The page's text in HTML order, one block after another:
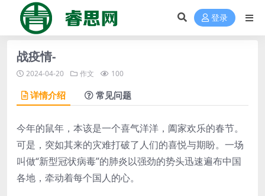
登录
战疫情-
2024-04-20 作文 100
详情介绍 常见问题
今年的鼠年，本该是一个喜气洋洋，阖家欢乐的春节。
可是，突如其来的灾难打破了人们的喜悦与期盼。一场
叫做“新型冠状病毒”的肺炎以强劲的势头迅速遍布中国
各地，牵动着每个国人的心。